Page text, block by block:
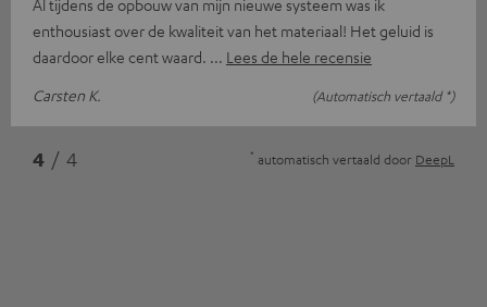
Al tijdens de opbouw van mijn nieuwe systeem was ik
enthousiast over de kwaliteit van het materiaal! Het geluid is
daardoor elke cent waard.
Lees de hele recensie
Carsten K.
(Automatisch vertaald *)
4 / 4 * automatisch vertaald door DeepL